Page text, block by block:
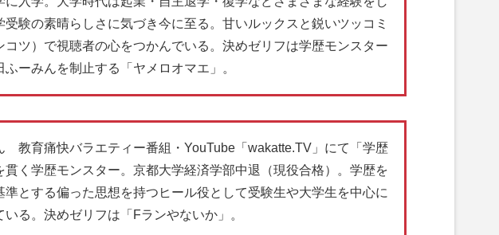
受験の素晴らしさに気づき今に至る。甘いルックスと鋭いツッコミ
コツ）で視聴者の心をつかんでいる。決めゼリフは学歴モンスター
ふーみんを制止する「ヤメロオマエ」。
教育痛快バラエティー番組・YouTube「wakatte.TV」にて「学歴
貫く学歴モンスター。京都大学経済学部中退（現役合格）。学歴を
準とする偏った思想を持つヒール役として受験生や大学生を中心に
いる。決めゼリフは「Fランやないか」。